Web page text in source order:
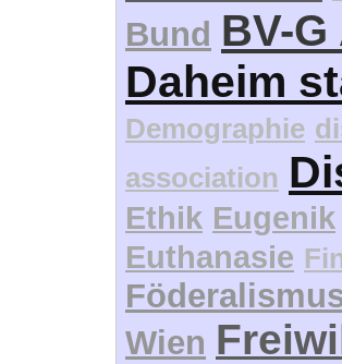
Bund BV-
Daheim
Demographie
association
Ethik Eugenik
Euthanasie
Wien